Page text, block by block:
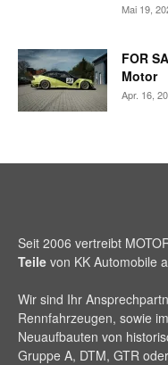
Mai 19,
FOR
Motor
Apr. 16,
Seit 2006 vertreibt
Teile von KK Automobile
Wir sind Ihr
Rennfahrzeugen, sowie
Neuaufbauten von
Gruppe A, DTM, GTR